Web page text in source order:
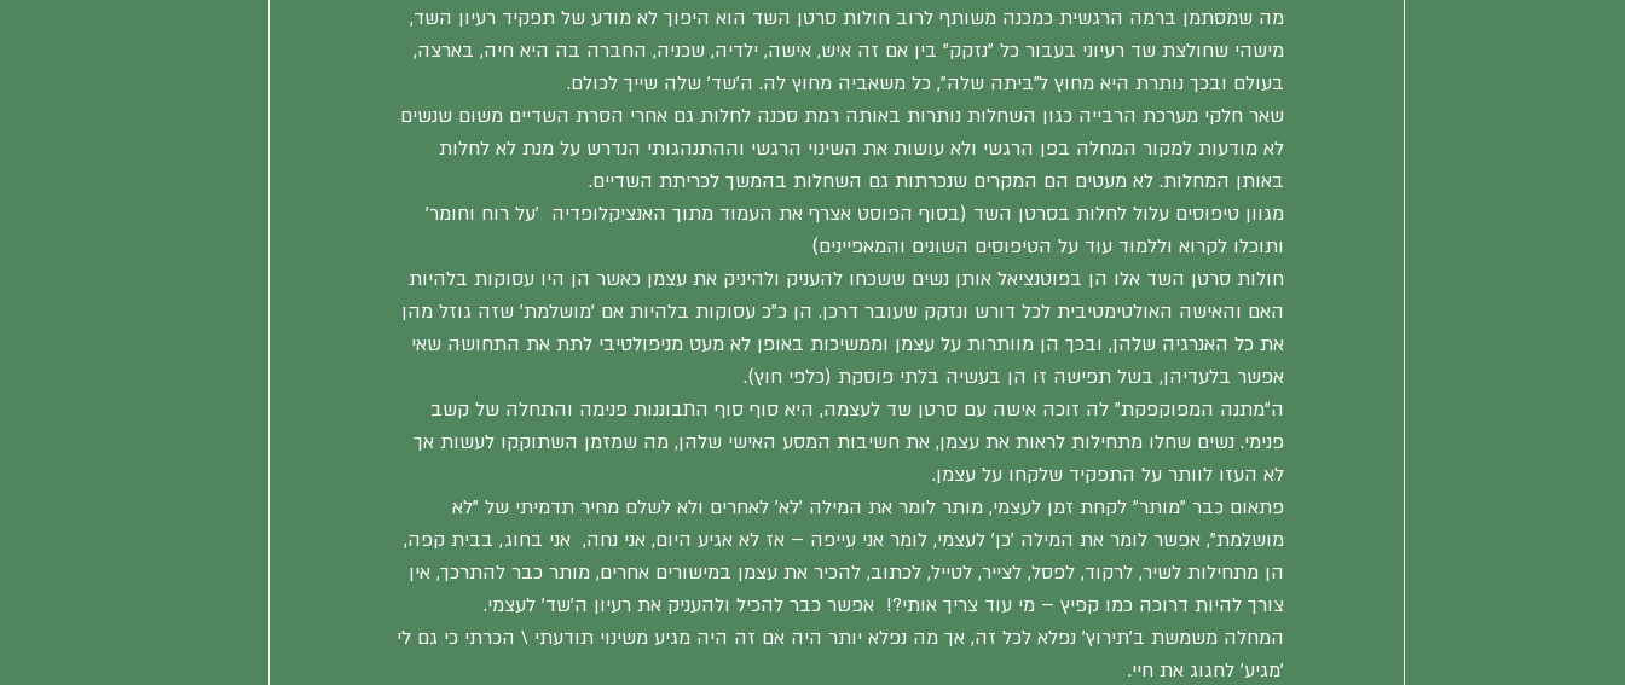
מה שמסתמן ברמה הרגשית כמכנה משותף לרוב חולות סרטן השד הוא היפוך לא מודע של תפקיד רעיון השד,
מישהי שחולצת שד רעיוני בעבור כל "נזקק" בין אם זה איש, אישה, ילדיה, שכניה, החברה בה היא חיה, בארצה,
בעולם ובכך נותרת היא מחוץ ל"ביתה שלה", כל משאביה מחוץ לה. ה'שד' שלה שייך לכולם.
שאר חלקי מערכת הרבייה כגון השחלות נותרות באותה רמת סכנה לחלות גם אחרי הסרת השדיים משום שנשים
לא מודעות למקור המחלה בפן הרגשי ולא עושות את השינוי הרגשי וההתנהגותי הנדרש על מנת לא לחלות
באותן המחלות. לא מעטים הם המקרים שנכרתות גם השחלות בהמשך לכריתת השדיים.
מגוון טיפוסים עלול לחלות בסרטן השד (בסוף הפוסט אצרף את העמוד מתוך האנציקלופדיה  'על רוח וחומר'
ותוכלו לקרוא וללמוד עוד על הטיפוסים השונים והמאפיינים)
חולות סרטן השד אלו הן בפוטנציאל אותן נשים ששכחו להעניק ולהיניק את עצמן כאשר הן היו עסוקות בלהיות
האם והאישה האולטימטיבית לכל דורש ונזקק שעובר דרכן. הן כ"כ עסוקות בלהיות אם 'מושלמת' שזה גוזל מהן
את כל האנרגיה שלהן, ובכך הן מוותרות על עצמן וממשיכות באופן לא מעט מניפולטיבי לתת את התחושה שאי
אפשר בלעדיהן, בשל תפישה זו הן בעשיה בלתי פוסקת (כלפי חוץ).
ה"מתנה המפוקפקת" לה זוכה אישה עם סרטן שד לעצמה, היא סוף סוף התבוננות פנימה והתחלה של קשב
פנימי. נשים שחלו מתחילות לראות את עצמן, את חשיבות המסע האישי שלהן, מה שמזמן השתוקקו לעשות אך
לא העזו לוותר על התפקיד שלקחו על עצמן.
פתאום כבר "מותר" לקחת זמן לעצמי, מותר לומר את המילה 'לא' לאחרים ולא לשלם מחיר תדמיתי של "לא
מושלמת", אפשר לומר את המילה 'כן' לעצמי, לומר אני עייפה – אז לא אגיע היום, אני נחה,  אני בחוג, בבית קפה,
הן מתחילות לשיר, לרקוד, לפסל, לצייר, לטייל, לכתוב, להכיר את עצמן במישורים אחרים, מותר כבר להתרכך, אין
צורך להיות דרוכה כמו קפיץ – מי עוד צריך אותי?!  אפשר כבר להכיל ולהעניק את רעיון ה'שד' לעצמי.
המחלה משמשת ב'תירוץ' נפלא לכל זה, אך מה נפלא יותר היה אם זה היה מגיע משינוי תודעתי \ הכרתי כי גם לי
'מגיע' לחגוג את חיי.